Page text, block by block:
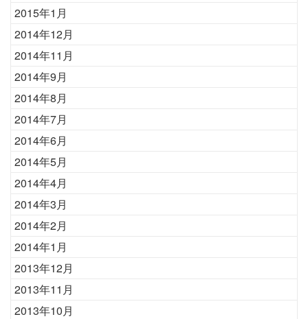
2015年1月
2014年12月
2014年11月
2014年9月
2014年8月
2014年7月
2014年6月
2014年5月
2014年4月
2014年3月
2014年2月
2014年1月
2013年12月
2013年11月
2013年10月